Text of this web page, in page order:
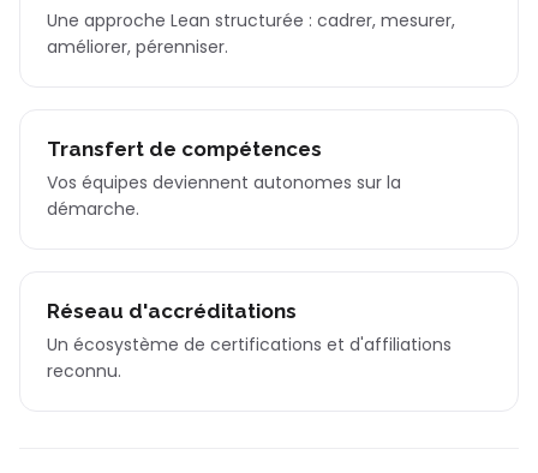
Une approche Lean structurée : cadrer, mesurer,
améliorer, pérenniser.
Transfert de compétences
Vos équipes deviennent autonomes sur la
démarche.
Réseau d'accréditations
Un écosystème de certifications et d'affiliations
reconnu.